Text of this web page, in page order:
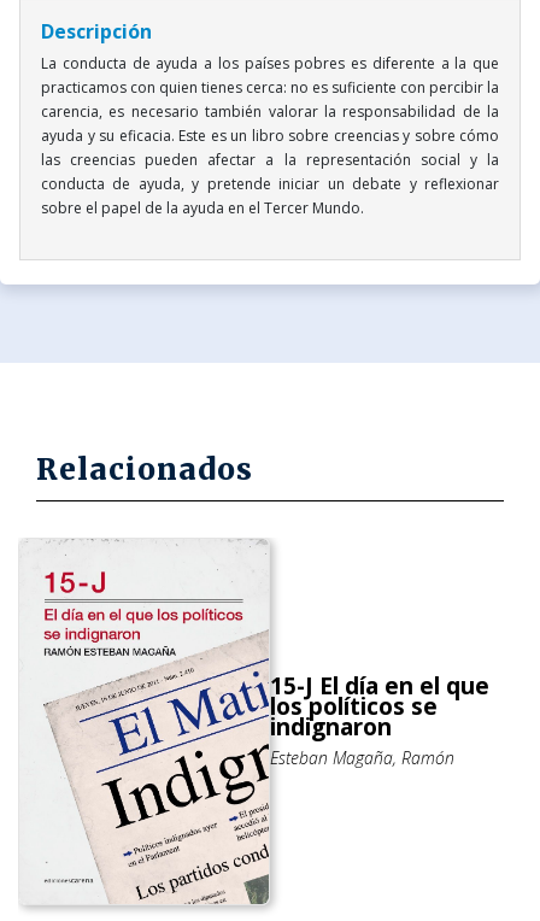
Descripción
La conducta de ayuda a los países pobres es diferente a la que
practicamos con quien tienes cerca: no es suficiente con percibir la
carencia, es necesario también valorar la responsabilidad de la
ayuda y su eficacia. Este es un libro sobre creencias y sobre cómo
las creencias pueden afectar a la representación social y la
conducta de ayuda, y pretende iniciar un debate y reflexionar
sobre el papel de la ayuda en el Tercer Mundo.
Relacionados
15-J El día en el que
los políticos se
indignaron
Esteban Magaña, Ramón